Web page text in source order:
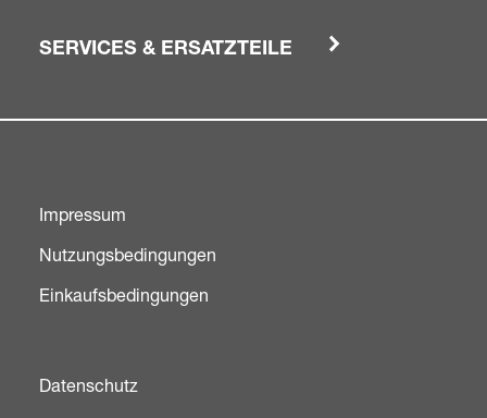
SERVICES & ERSATZTEILE
Impressum
Nutzungsbedingungen
Einkaufsbedingungen
Datenschutz